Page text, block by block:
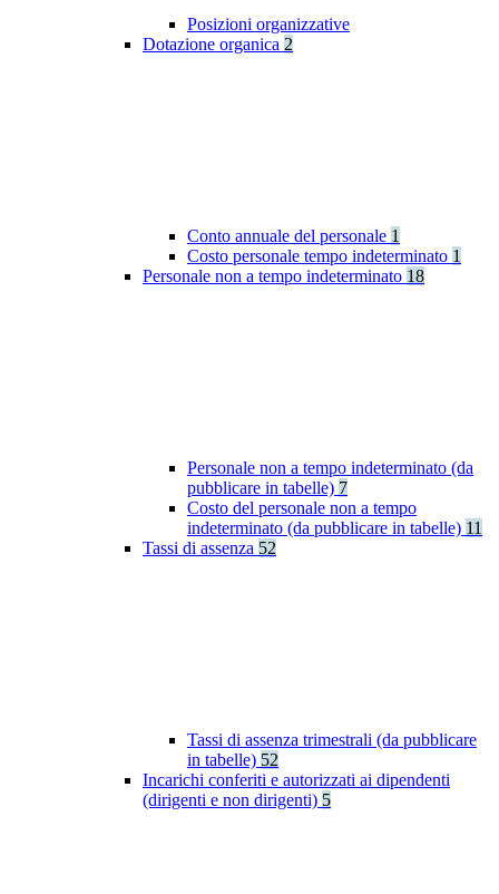
Posizioni organizzative
Dotazione organica 2
Conto annuale del personale 1
Costo personale tempo indeterminato 1
Personale non a tempo indeterminato 18
Personale non a tempo indeterminato (da
pubblicare in tabelle) 7
Costo del personale non a tempo
indeterminato (da pubblicare in tabelle) 11
Tassi di assenza 52
Tassi di assenza trimestrali (da pubblicare
in tabelle) 52
Incarichi conferiti e autorizzati ai dipendenti
(dirigenti e non dirigenti) 5